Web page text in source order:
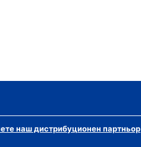
наш дистрибуционен партньор